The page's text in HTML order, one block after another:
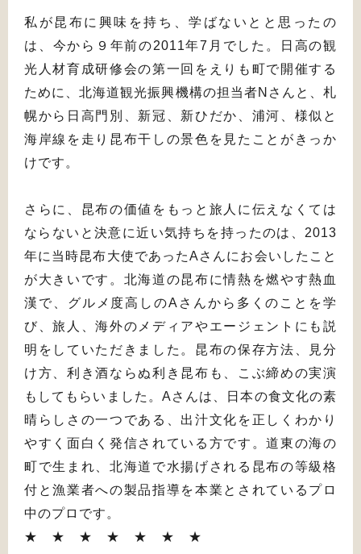
私が昆布に興味を持ち、学ばないとと思ったの
は、今から９年前の2011年7月でした。日高の観
光人材育成研修会の第一回をえりも町で開催する
ために、北海道観光振興機構の担当者Nさんと、札
幌から日高門別、新冠、新ひだか、浦河、様似と
海岸線を走り昆布干しの景色を見たことがきっか
けです。
さらに、昆布の価値をもっと旅人に伝えなくては
ならないと決意に近い気持ちを持ったのは、2013
年に当時昆布大使であったAさんにお会いしたこと
が大きいです。北海道の昆布に情熱を燃やす熱血
漢で、グルメ度高しのAさんから多くのことを学
び、旅人、海外のメディアやエージェントにも説
明をしていただきました。昆布の保存方法、見分
け方、利き酒ならぬ利き昆布も、こぶ締めの実演
もしてもらいました。Aさんは、日本の食文化の素
晴らしさの一つである、出汁文化を正しくわかり
やすく面白く発信されている方です。道東の海の
町で生まれ、北海道で水揚げされる昆布の等級格
付と漁業者への製品指導を本業とされているプロ
中のプロです。
★ ★ ★ ★ ★ ★ ★